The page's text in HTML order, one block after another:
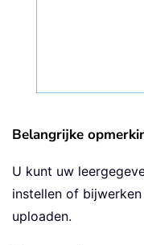
Belangrijke
U kunt uw
instellen of
uploaden.